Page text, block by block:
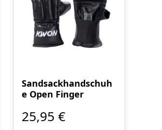
Sandsackhandschuh
e Open Finger
25,95 €